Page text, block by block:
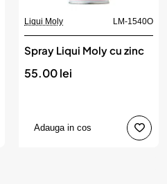
Liqui Moly LM-1540O
Spray Liqui Moly cu zinc
55.00 lei
Adauga in cos